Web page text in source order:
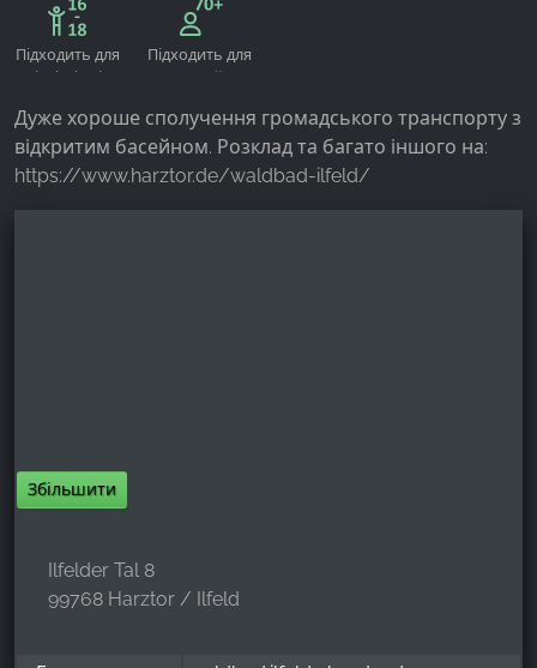
років
Підходить для
підлітків від
Підходить для
людей
Дуже хороше сполучення громадського транспорту з
відкритим басейном. Розклад та багато іншого на:
https://www.harztor.de/waldbad-ilfeld/
Збільшити
Ilfelder Tal 8
99768 Harztor / Ilfeld